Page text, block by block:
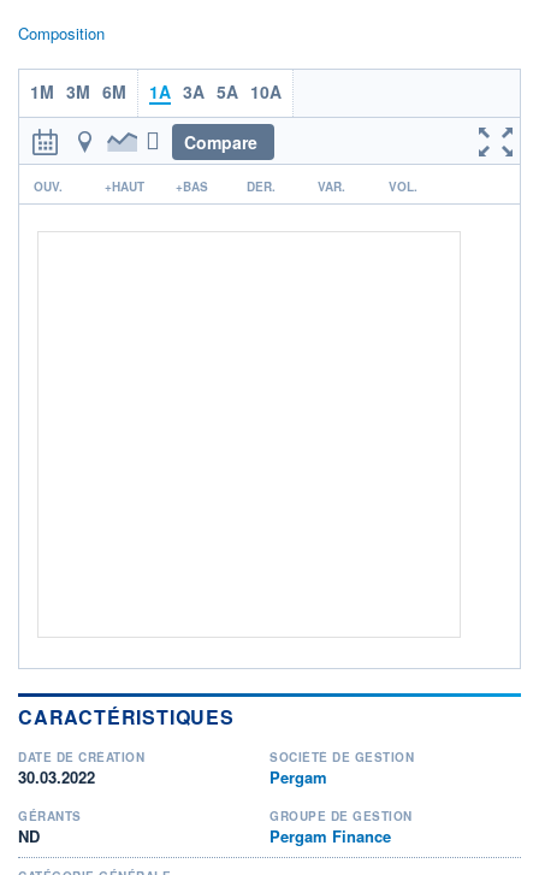
Non éligible Boursobank
ACTIF NET (EUR)
18M / 31.07.26
NOTATION MORNINGSTAR ⁽¹⁾
5/7
Composition
1M 3M 6M 1A 3A 5A 10A
Compare
r
OUV. +HAUT +BAS DER. VAR. VOL.
CARACTÉRISTIQUES
DATE DE CRÉATION
30.03.2022
SOCIÉTÉ DE GESTION
Pergam
GÉRANTS
ND
GROUPE DE GESTION
Pergam Finance